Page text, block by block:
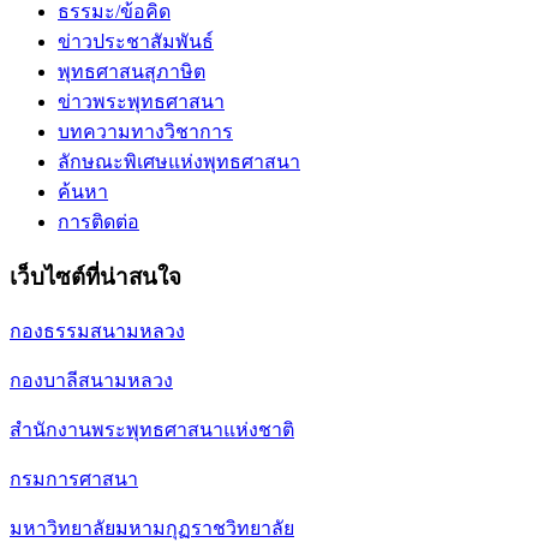
ธรรมะ/ข้อคิด
ข่าวประชาสัมพันธ์
พุทธศาสนสุภาษิต
ข่าวพระพุทธศาสนา
บทความทางวิชาการ
ลักษณะพิเศษแห่งพุทธศาสนา
ค้นหา
การติดต่อ
เว็บไซต์ที่น่าสนใจ
กองธรรมสนามหลวง
กองบาลีสนามหลวง
สำนักงานพระพุทธศาสนาแห่งชาติ
กรมการศาสนา
มหาวิทยาลัยมหามกุฏราชวิทยาลัย